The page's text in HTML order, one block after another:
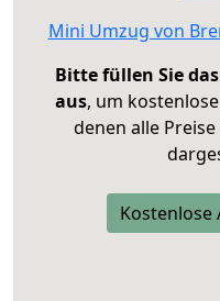
Mini Umzug von
Bitte füllen Sie
aus, um
denen alle
Kostenlose